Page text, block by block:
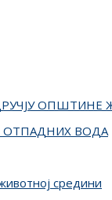
ОПШТИНЕ
ВОДА
средини